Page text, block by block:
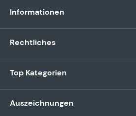
Informationen
Rechtliches
Top Kategorien
Auszeichnungen